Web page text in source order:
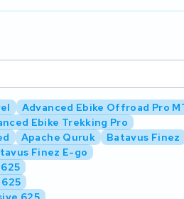
Advanced Ebike Offroad Pro
Ebike Trekking Pro
Apache Quruk
Batavus Finez
Finez E-go